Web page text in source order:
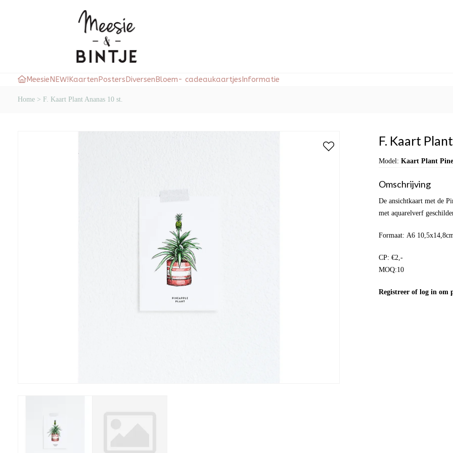
Meesie NEW! Kaarten Posters Diversen Bloem- cadeaukaartjes Informatie
Home > F. Kaart Plant Ananas 10 st.
F. Kaart
Model: Kaart Plant
Omschrijving
De ansichtkaart met de
met aquarelverf
Formaat: A6
CP: €2,-
MOQ:10
Registreer of log in om